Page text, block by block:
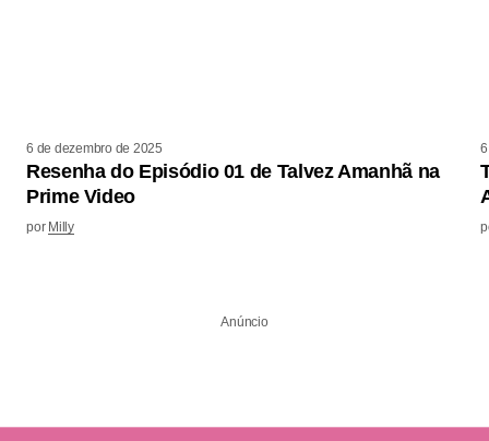
6 de dezembro de 2025
Resenha do Episódio 01 de Talvez Amanhã na
Prime Video
por Milly
Anúncio